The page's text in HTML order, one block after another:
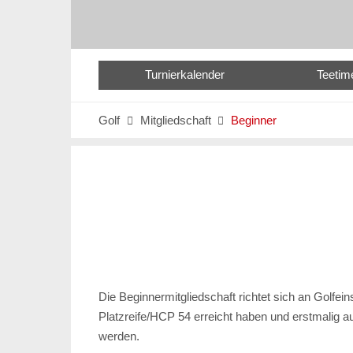
Turnierkalender
Golf  Mitgliedschaft  Beginner
Die Beginnermitgliedschaft richtet sich an
Platzreife/HCP 54 erreicht haben und erstmalig
werden.